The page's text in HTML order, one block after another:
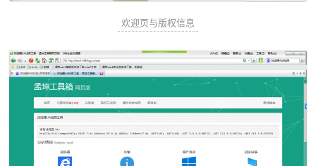
欢迎页与版权信息